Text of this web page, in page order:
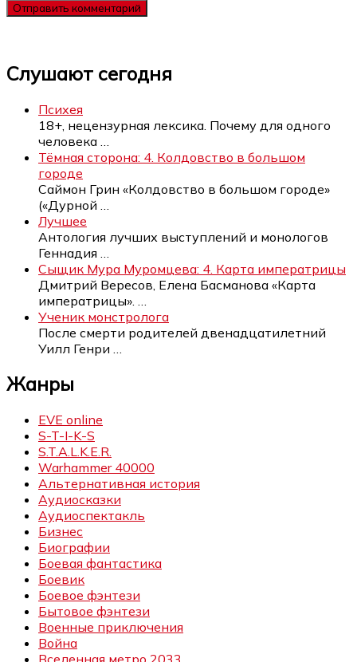
Слушают сегодня
Психея
18+, нецензурная лексика. Почему для одного
человека
Тёмная сторона: 4. Колдовство в большом
городе
Саймон Грин «Колдовство в большом городе»
(«Дурной
Лучшее
Антология лучших выступлений и монологов
Геннадия
Сыщик Мура Муромцева: 4. Карта императрицы
Дмитрий Вересов, Елена Басманова «Карта
императрицы».
Ученик монстролога
После смерти родителей двенадцатилетний
Уилл Генри
Жанры
EVE online
S-T-I-K-S
S.T.A.L.K.E.R.
Warhammer 40000
Альтернативная история
Аудиосказки
Аудиоспектакль
Бизнес
Биографии
Боевая фантастика
Боевик
Боевое фэнтези
Бытовое фэнтези
Военные приключения
Война